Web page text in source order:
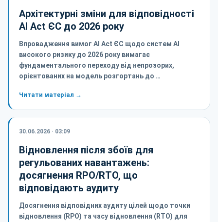
Архітектурні зміни для відповідності
AI Act ЄС до 2026 року
Впровадження вимог AI Act ЄС щодо систем AI
високого ризику до 2026 року вимагає
фундаментального переходу від непрозорих,
орієнтованих на модель розгортань до …
Читати матеріал →
30.06.2026 · 03:09
Відновлення після збоїв для
регульованих навантажень:
досягнення RPO/RTO, що
відповідають аудиту
Досягнення відповідних аудиту цілей щодо точки
відновлення (RPO) та часу відновлення (RTO) для